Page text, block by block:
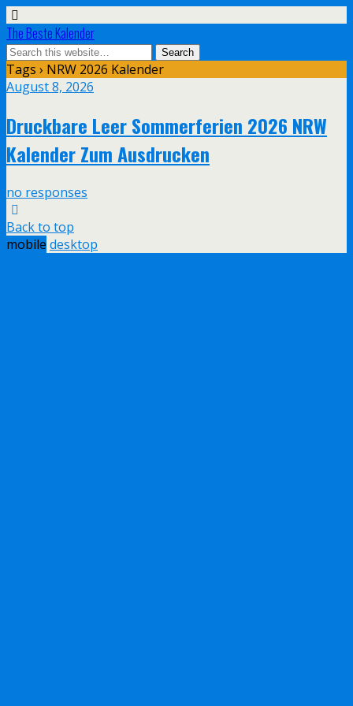
The Beste Kalender
Tags › NRW 2026 Kalender
August 8, 2026
Druckbare Leer Sommerferien 2026 NRW
Kalender Zum Ausdrucken
no responses
Back to top
mobile desktop